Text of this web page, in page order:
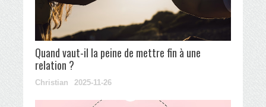
Quand vaut-il la peine de mettre fin à une
relation ?
Christian 2025-11-26